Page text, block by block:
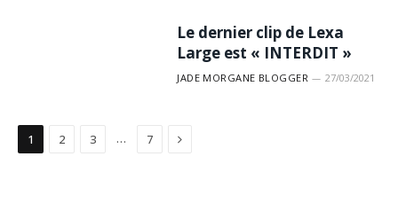
Le dernier clip de Lexa
Large est « INTERDIT »
JADE MORGANE BLOGGER 27/03/2021
1 2 3 … 7 Suivant